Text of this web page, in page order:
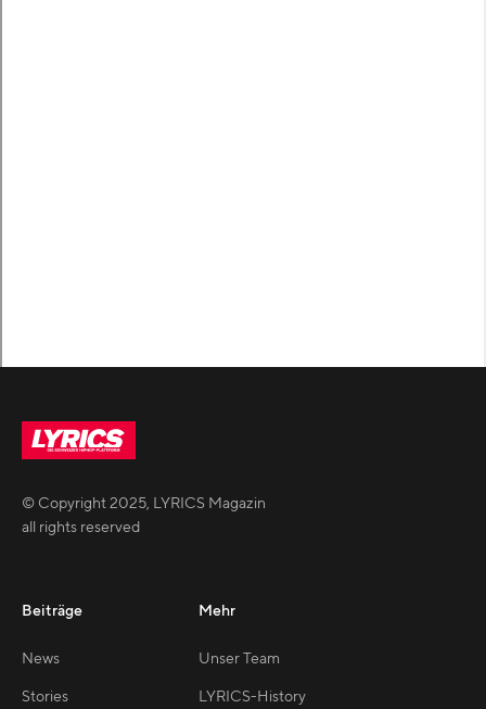
© Copyright2025, LYRICS Magazin
all rights reserved
Beiträge
News
Stories
Mehr
Unser Team
LYRICS-History